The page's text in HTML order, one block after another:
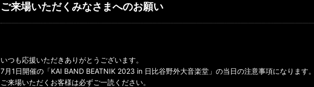
ご来場いただくみなさまへのお願い
いつも応援いただきありがとうございます。
7月1 日開催の「KAI BAND BEATNIK 2023 in 日比谷野外大音楽堂 」の当日の注意事項になります。
ご来場いただくお客様は必ずご一読ください。